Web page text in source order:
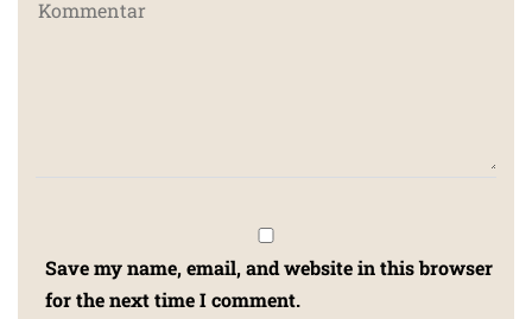
Save my name, email, and website in this browser
for the next time I comment.